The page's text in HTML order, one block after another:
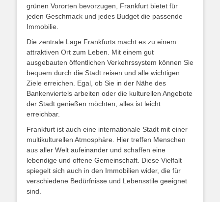
grünen Vororten bevorzugen, Frankfurt bietet für
jeden Geschmack und jedes Budget die passende
Immobilie.
Die zentrale Lage Frankfurts macht es zu einem
attraktiven Ort zum Leben. Mit einem gut
ausgebauten öffentlichen Verkehrssystem können Sie
bequem durch die Stadt reisen und alle wichtigen
Ziele erreichen. Egal, ob Sie in der Nähe des
Bankenviertels arbeiten oder die kulturellen Angebote
der Stadt genießen möchten, alles ist leicht
erreichbar.
Frankfurt ist auch eine internationale Stadt mit einer
multikulturellen Atmosphäre. Hier treffen Menschen
aus aller Welt aufeinander und schaffen eine
lebendige und offene Gemeinschaft. Diese Vielfalt
spiegelt sich auch in den Immobilien wider, die für
verschiedene Bedürfnisse und Lebensstile geeignet
sind.